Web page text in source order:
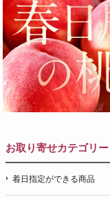
お取り寄せカテゴリー
着日指定ができる商品